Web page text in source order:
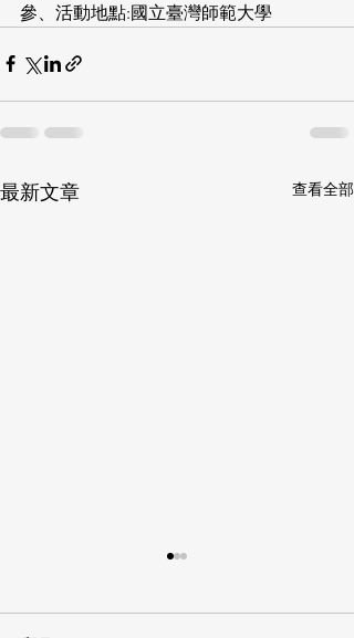
參、活動地點:國立臺灣師範大學
最新文章 查看全部